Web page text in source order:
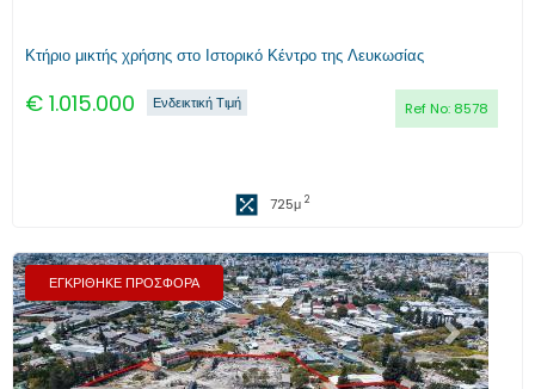
Κτήριο μικτής χρήσης στο Ιστορικό Κέντρο της Λευκωσίας
€ 1.015.000 Ref No: 8578
Ενδεικτική Τιμή
725μ 2
ΕΓΚΡΙΘΗΚΕ ΠΡΟΣΦΟΡΑ
Προηγούμενο Επόμενο